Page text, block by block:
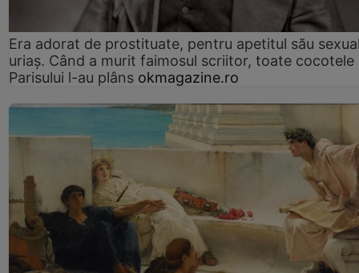
Era adorat de prostituate, pentru apetitul său
uriaș. Când a murit faimosul scriitor, toate cocotele
Parisului l-au plâns okmagazine.ro